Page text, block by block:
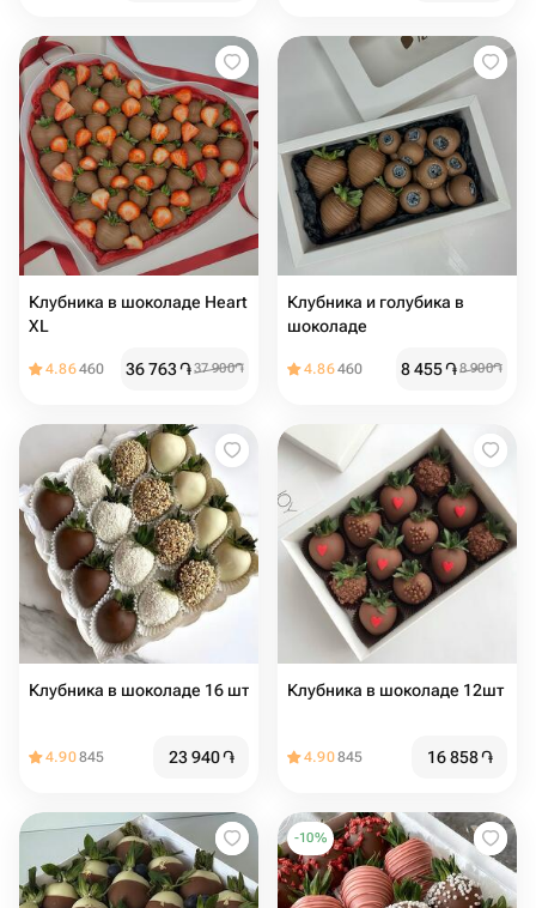
Клубника в шоколаде Heart
XL
4.86460 36 763֏37 900֏
Клубника и голубика в
шоколаде
4.86460 8 455֏8 900֏
Клубника в шоколаде 16 шт
4.90845 23 940֏
Клубника в шоколаде 12шт
4.90845 16 858֏
-10%